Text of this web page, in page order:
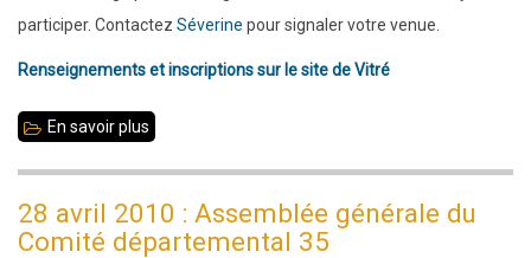
(ascension)
participer. Contactez Séverine pour signaler votre venue.
Renseignements et inscriptions sur le site de Vitré
En savoir plus
Vitré,
28 avril 2010 : Assemblée générale du
Comité départemental 35